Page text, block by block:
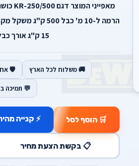
15 ק"ג אורך כבל הרמה 20 מ'.
🚚 משלוח לכל הארץ 🛡️
💬 תמיכה
🛒 הוסף לסל ⚡ קנייה
📋 בקשת הצעת מחיר